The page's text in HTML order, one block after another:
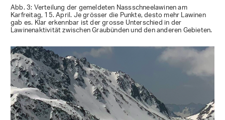
Abb. 3: Verteilung der gemeldeten Nassschneelawinen am
Karfreitag, 15. April. Je grösser die Punkte, desto mehr Lawinen
gab es. Klar erkennbar ist der grosse Unterschied in der
Lawinenaktivität zwischen Graubünden und den anderen Gebieten.